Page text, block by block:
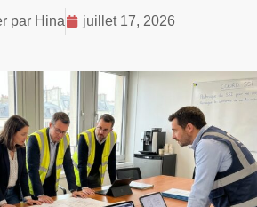
par Hina juillet 17, 2026